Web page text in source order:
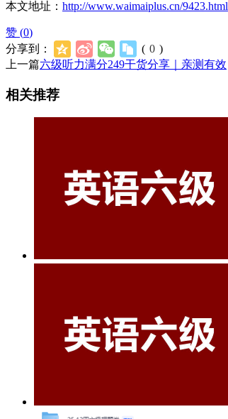
本文地址： http://www.waimaiplus.cn/9423.html
赞 (0)
分享到：
( 0 )
上一篇六级听力满分249干货分享｜亲测有效
相关推荐